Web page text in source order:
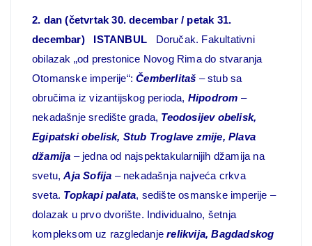
2. dan (četvrtak 30. decembar / petak 31.
decembar) ISTANBUL
Doručak. Fakultativni
obilazak „od prestonice Novog Rima do stvaranja
Otomanske imperije“:Čemberlitaš – stub sa
obručima iz vizantijskog perioda, Hipodrom –
nekadašnje središte grada, Teodosijev obelisk,
Egipatski obelisk, Stub Troglave zmije, Plava
džamija – jedna od najspektakularnijih džamija na
svetu,Aja Sofija – nekadašnja najveća crkva
sveta. Topkapi palata, sedište osmanske imperije –
dolazak u prvo dvorište. Individualno, šetnja
kompleksom uz razgledanjerelikvija, Bagdadskog